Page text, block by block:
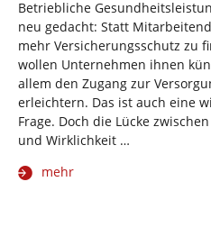
Betriebliche
neu gedacht: Statt
mehr Versicherungsschutz zu
wollen Unternehmen ihnen
allem den Zugang zur
erleichtern. Das ist auch eine
Frage. Doch die Lücke
und Wirklichkeit …
mehr